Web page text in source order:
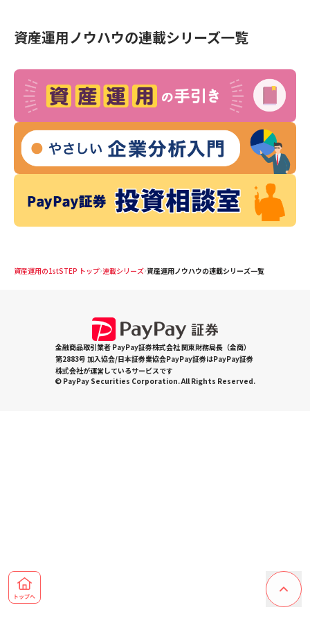
資産運用ノウハウの連載シリーズ一覧
資産運用の1stSTEP トップ 連載シリーズ 資産運用ノウハウの連載シリーズ一覧
金融商品取引業者 PayPay証券株式会社 関東財務局長（金商）
第2883号 加入協会/日本証券業協会PayPay証券はPayPay証券
株式会社が運営しているサービスです
© PayPay Securities Corporation. All Rights Reserved.